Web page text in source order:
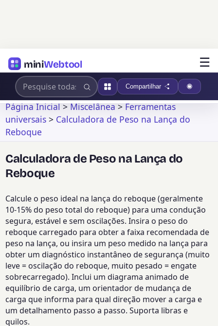
miniWebtool ☰
Compartilhar
Página Inicial>Miscelânea>Ferramentas
universais > Calculadora de Peso na Lança do
Reboque
Calculadora de Peso na Lança do
Reboque
Calcule o peso ideal na lança do reboque (geralmente
10-15% do peso total do reboque) para uma condução
segura, estável e sem oscilações. Insira o peso do
reboque carregado para obter a faixa recomendada de
peso na lança, ou insira um peso medido na lança para
obter um diagnóstico instantâneo de segurança (muito
leve = oscilação do reboque, muito pesado = engate
sobrecarregado). Inclui um diagrama animado de
equilíbrio de carga, um orientador de mudança de
carga que informa para qual direção mover a carga e
um detalhamento passo a passo. Suporta libras e
quilos.